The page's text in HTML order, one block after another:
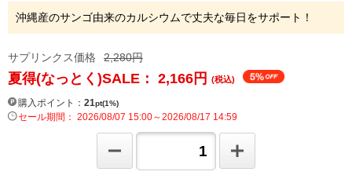
沖縄産のサンゴ由来のカルシウムで丈夫な毎日をサポート！
サプリンクス価格 2,280円
夏得(なっとく)SALE： 2,166 円 (税込)
購入ポイント： 21pt(1%)
セール期間： 2026/08/07 15:00～2026/08/17 14:59